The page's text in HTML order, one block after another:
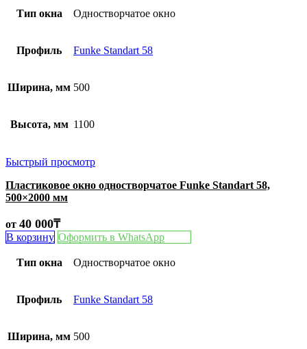
Тип окна Одностворчатое окно
Профиль Funke Standart 58
Ширина, мм 500
Высота, мм 1100
Быстрый просмотр
Пластиковое окно одностворчатое Funke Standart 58,
500×2000 мм
от 40 000₸
В корзину Оформить в WhatsApp
Тип окна Одностворчатое окно
Профиль Funke Standart 58
Ширина, мм 500